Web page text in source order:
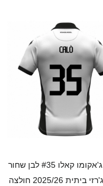
ילדים ג'אקומו קאלו #35 לבן שחור
כתום ג'רזי ביתית 2025/26 חולצה